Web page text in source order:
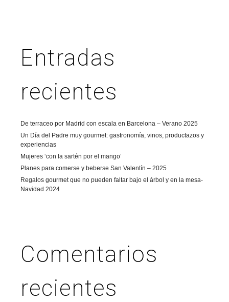
Entradas
recientes
De terraceo por Madrid con escala en Barcelona – Verano 2025
Un Día del Padre muy gourmet: gastronomía, vinos, productazos y
experiencias
Mujeres ‘con la sartén por el mango’
Planes para comerse y beberse San Valentín – 2025
Regalos gourmet que no pueden faltar bajo el árbol y en la mesa-
Navidad 2024
Comentarios
recientes